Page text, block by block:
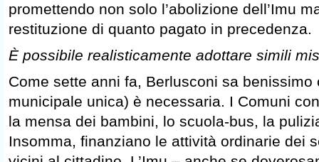
promettendo non solo l’abolizione dell’Imu
restituzione di quanto pagato in precedenza.
È possibile realisticamente adottare simili
Come sette anni fa, Berlusconi sa benissimo
municipale unica) è necessaria. I Comuni
la mensa dei bambini, lo scuola-bus, la
Insomma, finanziano le attività ordinarie dei